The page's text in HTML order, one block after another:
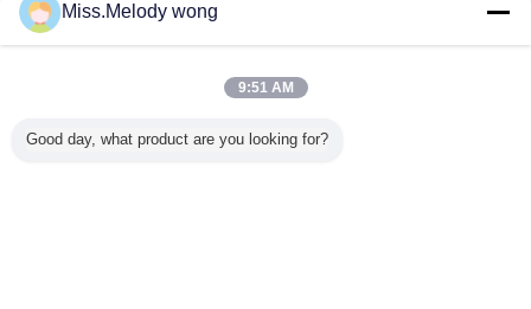
多く融合はエポキシ タンクを結んだ
Miss.Melody wong
9:51 AM
Good day, what product are you looking for?